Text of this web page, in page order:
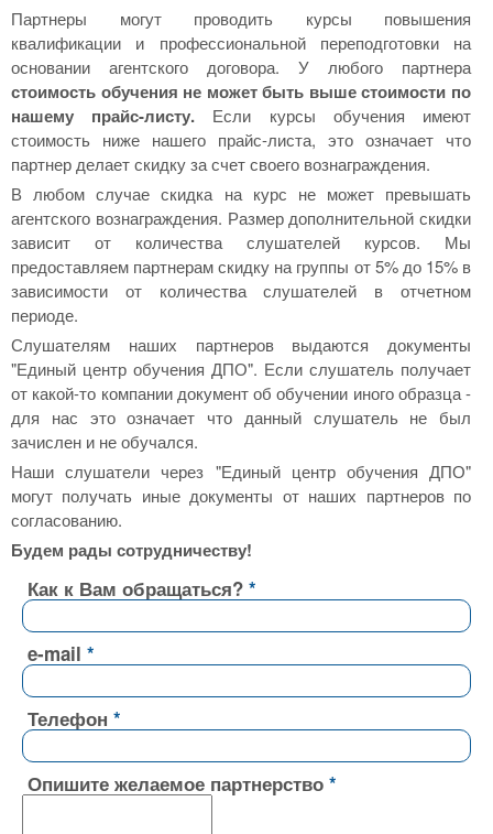
Партнеры могут проводить курсы повышения
квалификации и профессиональной переподготовки на
основании агентского договора. У любого партнера
стоимость обучения не может быть выше стоимости по
нашему прайс-листу. Если курсы обучения имеют
стоимость ниже нашего прайс-листа, это означает что
партнер делает скидку за счет своего вознаграждения.
В любом случае скидка на курс не может превышать
агентского вознаграждения. Размер дополнительной скидки
зависит от количества слушателей курсов. Мы
предоставляем партнерам скидку на группы от 5% до 15% в
зависимости от количества слушателей в отчетном
периоде.
Слушателям наших партнеров выдаются документы
"Единый центр обучения ДПО". Если слушатель получает
от какой-то компании документ об обучении иного образца -
для нас это означает что данный слушатель не был
зачислен и не обучался.
Наши слушатели через "Единый центр обучения ДПО"
могут получать иные документы от наших партнеров по
согласованию.
Будем рады сотрудничеству!
Как к Вам обращаться?
e-mail
Телефон
Опишите желаемое партнерство